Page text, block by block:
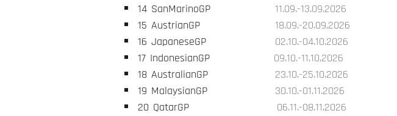
14 SanMarinoGP
11.09.-13.09.2026
15 AustrianGP
18.09.-20.09.2026
16 JapaneseGP
02.10.-04.10.2026
17 IndonesianGP
09.10.-11.10.2026
18 AustralianGP
23.10.-25.10.2026
19 MalaysianGP
30.10.-01.11.2026
20 QatarGP
06.11.-08.11.2026